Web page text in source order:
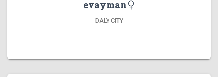
evayman
DALY CITY